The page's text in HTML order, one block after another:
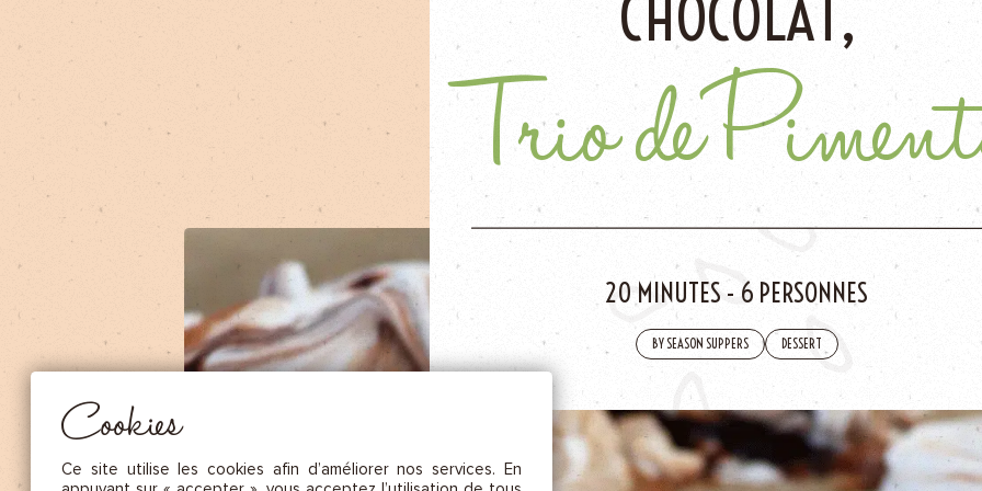
NOS SAUCES
NOS MOUTARDES
NOS ÉPICES GOURMANDES
NOS TISANES
CHOCOLAT,
Trio de
20 MINUTES - 6 PERSONNES
BY SEASON SUPPERS DESSERT
Cookies
Ce site utilise les cookies afin d’améliorer nos services. En
CES COOKIES SONT NÉCESSAIRES AU BON FONCTIONNEMENT DU SITE. ILS NE PEUVENT PAS ÊTRE
Mesure d’audience
Ces cookies nous permettent de mesurer le nombre de visites, de
d’établir des statistiques afin d’en améliorer la qualité, l’ergonomie et la
performance.
Les cookies marketing sont utilisés pour effectuer le suivi des visiteurs au